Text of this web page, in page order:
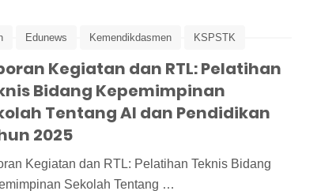
Edunews Kemendikdasmen KSPSTK
University Pelatihan Pelatihan Kepala Sekolah
Tiongkok
Kegiatan dan RTL: Pelatihan
Bidang Kepemimpinan
Tentang AI dan Pendidikan
2025
Kegiatan dan RTL: Pelatihan Teknis Bidang
Sekolah Tentang …